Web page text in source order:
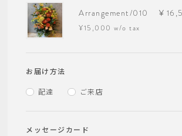
Arrangement/010 ￥
¥15,000 w/o tax
お届け方法
配達 ご来店
メッセージカード